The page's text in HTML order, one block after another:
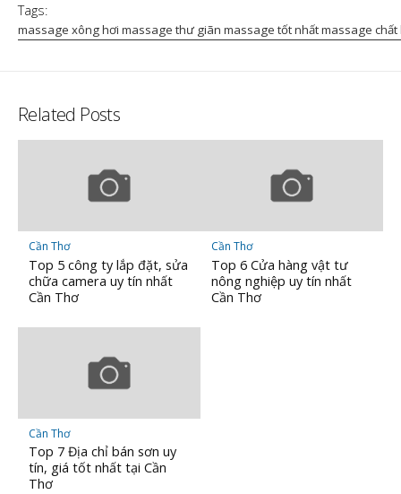
Tags:
massage xông hơi massage thư giãn massage tốt nhất massage
Related Posts
Cần Thơ
Top 5 công ty lắp đặt, sửa
chữa camera uy tín nhất
Cần Thơ
Cần Thơ
Top 6 Cửa hàng vật tư
nông nghiệp uy tín nhất
Cần Thơ
Cần Thơ
Top 7 Địa chỉ bán sơn uy
tín, giá tốt nhất tại Cần
Thơ